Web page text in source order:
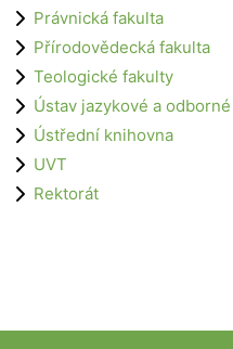
Právnická fakulta
Přírodovědecká fakulta
Teologické fakulty
Ústav jazykové a
Ústřední knihovna
UVT
Rektorát